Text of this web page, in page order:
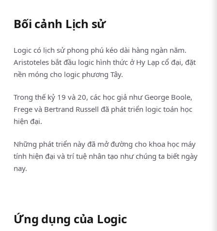
Bối cảnh Lịch sử
Logic có lịch sử phong phú kéo dài hàng ngàn năm.
Aristoteles bắt đầu logic hình thức ở Hy Lạp cổ đại, đặt
nền móng cho logic phương Tây.
Trong thế kỷ 19 và 20, các học giả như George Boole,
Frege và Bertrand Russell đã phát triển logic toán học
hiện đại.
Những phát triển này đã mở đường cho khoa học máy
tính hiện đại và trí tuệ nhân tạo như chúng ta biết ngày
nay.
Ứng dụng của Logic